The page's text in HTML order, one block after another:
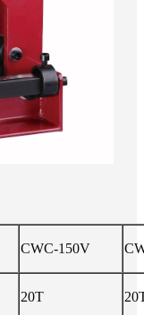
CWC-150V
20T